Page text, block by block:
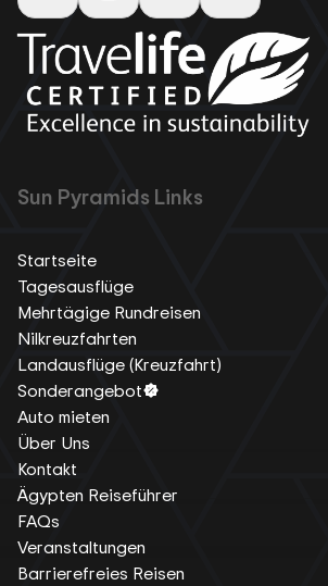
Sun Pyramids Links
Startseite
Tagesausflüge
Mehrtägige Rundreisen
Nilkreuzfahrten
Landausflüge (Kreuzfahrt)
Sonderangebot
Auto mieten
Über Uns
Kontakt
Ägypten Reiseführer
FAQs
Veranstaltungen
Barrierefreies Reisen